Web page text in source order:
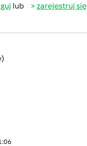
lub zarejestruj się